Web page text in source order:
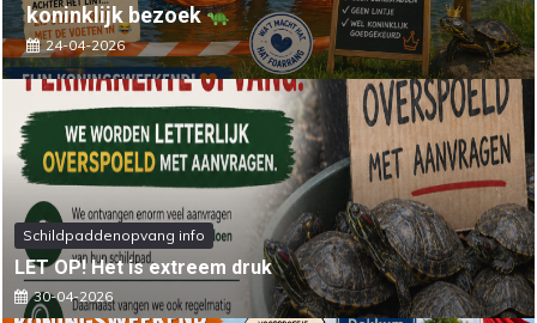
reptielenbeurzen
25-03-2026
Schildpaddenopvang info
LET OP! Het is extreem druk
30-04-2026